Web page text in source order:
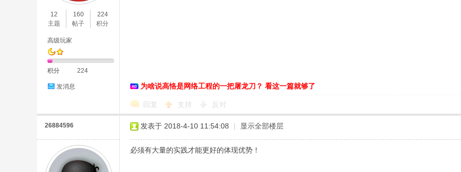
12
主题
160
帖子
224
积分
高级玩家
积分 224
发消息 为啥说高恪是网络工程的一把屠龙刀？ 看这一篇就够了
回复 支持 反对
26884596 发表于 2018-4-10 11:54:08 | 显示全部楼层
必须有大量的实践才能更好的体现优势！